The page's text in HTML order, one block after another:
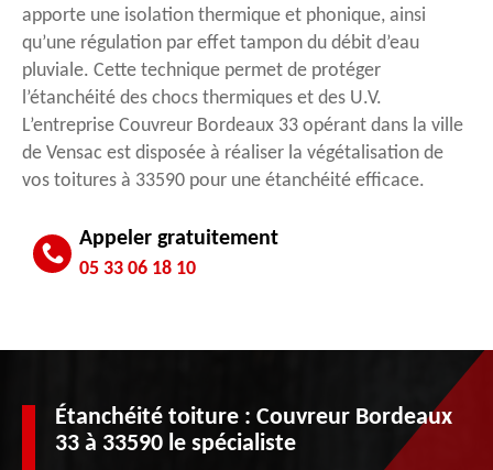
apporte une isolation thermique et phonique, ainsi
qu’une régulation par effet tampon du débit d’eau
pluviale. Cette technique permet de protéger
l’étanchéité des chocs thermiques et des U.V.
L’entreprise Couvreur Bordeaux 33 opérant dans la ville
de Vensac est disposée à réaliser la végétalisation de
vos toitures à 33590 pour une étanchéité efficace.
Appeler gratuitement
05 33 06 18 10
Étanchéité toiture : Couvreur Bordeaux
33 à 33590 le spécialiste